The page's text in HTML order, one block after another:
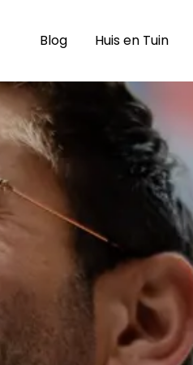
Blog Huis en Tuin